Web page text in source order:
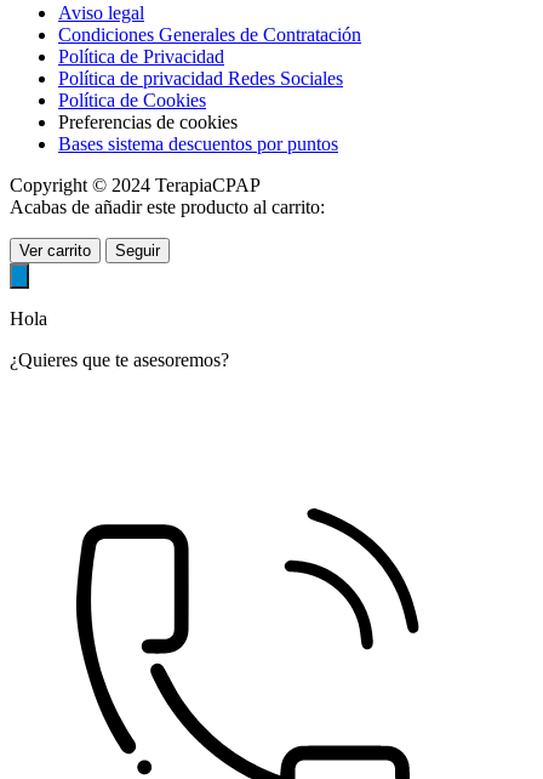
Aviso legal
Condiciones Generales de Contratación
Política de Privacidad
Política de privacidad Redes Sociales
Política de Cookies
Preferencias de cookies
Bases sistema descuentos por puntos
Copyright © 2024 TerapiaCPAP
Acabas de añadir este producto al carrito:
Ver carrito Seguir
Hola
¿Quieres que te asesoremos?